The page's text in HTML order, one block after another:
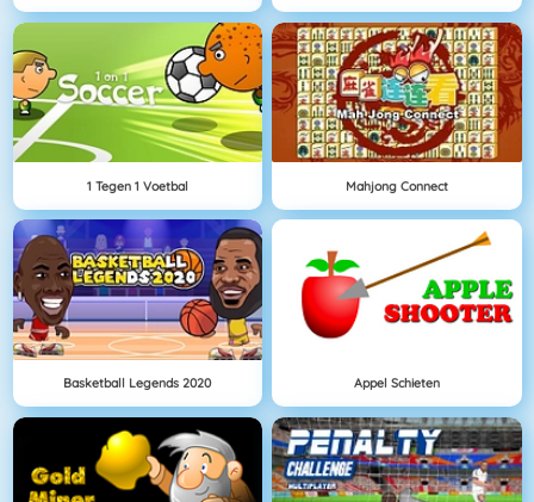
1 Tegen 1 Voetbal Mahjong Connect
Basketball Legends 2020 Appel Schieten